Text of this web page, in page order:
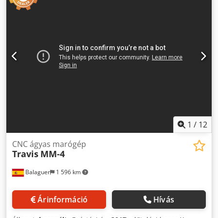
1 / 12
Balaguer 1 596 km
CNC ágyas marógép
Travis MM-4
Árinformáció Hívás